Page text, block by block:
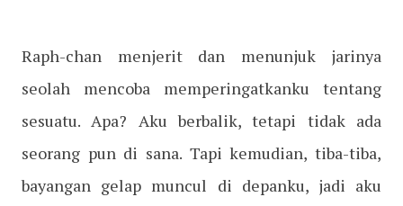
Raph-chan menjerit dan menunjuk jarinya
seolah mencoba memperingatkanku tentang
sesuatu. Apa? Aku berbalik, tetapi tidak ada
seorang pun di sana. Tapi kemudian, tiba-tiba,
bayangan gelap muncul di depanku, jadi aku